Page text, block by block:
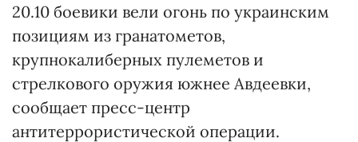
20.10 боевики вели огонь по украинским
позициям из гранатометов,
крупнокалиберных пулеметов и
стрелкового оружия южнее Авдеевки,
сообщает пресс-центр
антитеррористической операции.